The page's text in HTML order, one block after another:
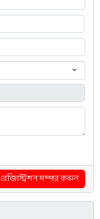
রেজিস্ট্রেশন সম্পন্ন করুন